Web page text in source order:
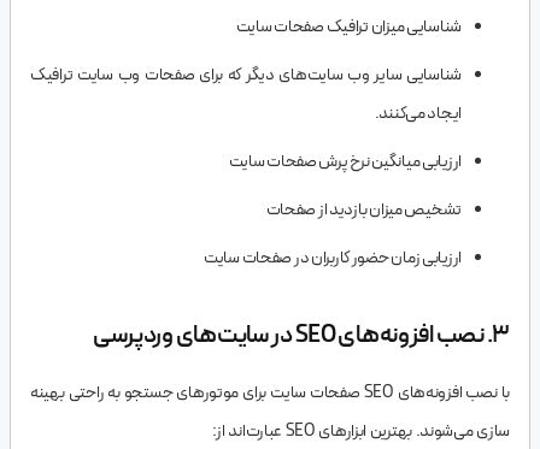
شناسایی میزان ترافیک صفحات سایت
شناسایی سایر وب سایت‌های دیگر که برای صفحات وب سایت ترافیک
ایجاد می‌کنند.
ارزیابی میانگین نرخ پرش صفحات سایت
تشخیص میزان بازدید از صفحات
ارزیابی زمان حضور کاربران در صفحات سایت
3. نصب افزونه‌های SEO در سایت‌های وردپرسی
با نصب افزونه‌های SEO صفحات سایت برای موتورهای جستجو به راحتی بهینه
سازی می‌شوند. بهترین ابزارهای SEO عبارت‌اند از: